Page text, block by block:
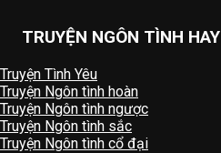
TRUYỆN NGÔN TÌNH HAY
Truyện Tình Yêu
Truyện Ngôn tình hoàn
Truyện Ngôn tình ngược
Truyện Ngôn tình sắc
Truyện Ngôn tình cổ đại